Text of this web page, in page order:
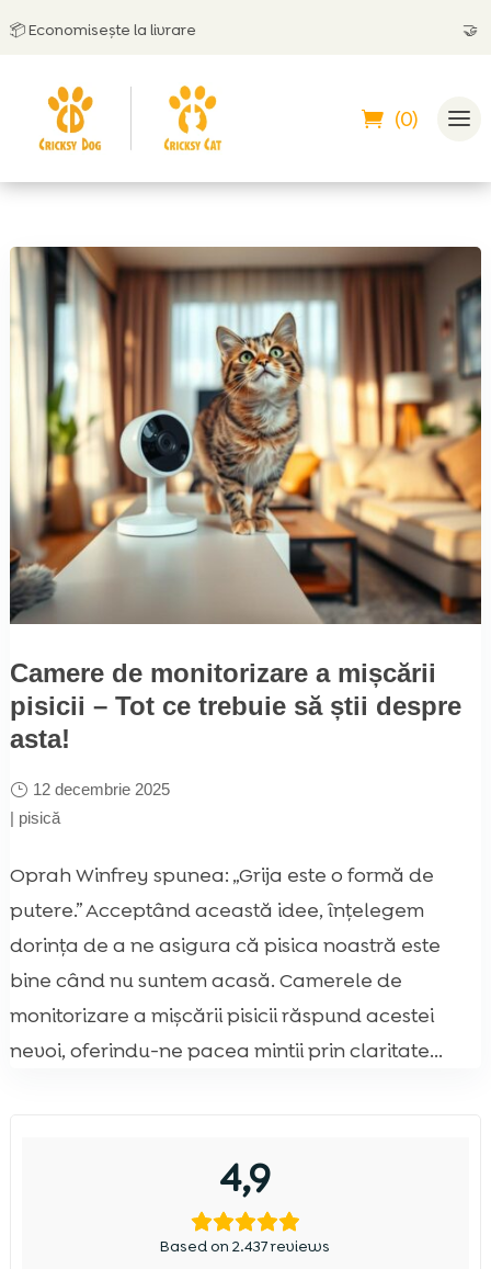
la livrare Poți
(0)
Camere de monitorizare a mișcării
pisicii – Tot ce trebuie să știi despre
asta!
12 decembrie 2025
| pisică
Oprah Winfrey spunea: „Grija este o formă de
putere.” Acceptând această idee, înțelegem
dorința de a ne asigura că pisica noastră este
bine când nu suntem acasă. Camerele de
monitorizare a mișcării pisicii răspund acestei
nevoi, oferindu-ne pacea mintii prin claritate...
4,9
Based on 2.437 reviews